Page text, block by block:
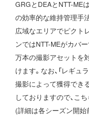
GRGとDEAとNTT-ME
の効率的な維持管理手
広域なエリアでピクト
ンではNTT-MEがカバ
万本の撮影アセットを
けます。なお、「レギュ
撮影によって獲得でき
しておりますので、こ
(詳細は各シーズン開